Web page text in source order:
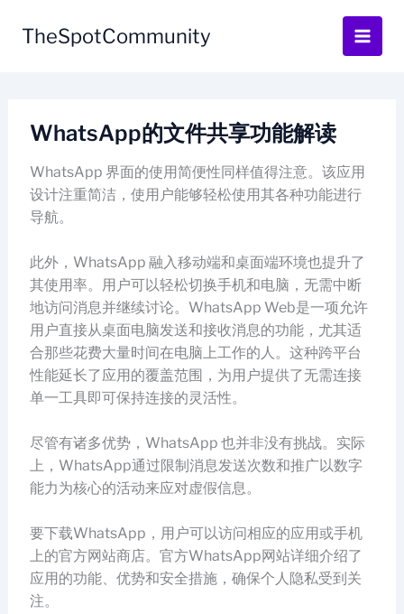
TheSpotCommunity
WhatsApp的文件共享功能解读
WhatsApp 界面的使用简便性同样值得注意。该应用
设计注重简洁，使用户能够轻松使用其各种功能进行
导航。
此外，WhatsApp 融入移动端和桌面端环境也提升了
其使用率。用户可以轻松切换手机和电脑，无需中断
地访问消息并继续讨论。WhatsApp Web是一项允许
用户直接从桌面电脑发送和接收消息的功能，尤其适
合那些花费大量时间在电脑上工作的人。这种跨平台
性能延长了应用的覆盖范围，为用户提供了无需连接
单一工具即可保持连接的灵活性。
尽管有诸多优势，WhatsApp 也并非没有挑战。实际
上，WhatsApp通过限制消息发送次数和推广以数字
能力为核心的活动来应对虚假信息。
要下载WhatsApp，用户可以访问相应的应用或手机
上的官方网站商店。官方WhatsApp网站详细介绍了
应用的功能、优势和安全措施，确保个人隐私受到关
注。